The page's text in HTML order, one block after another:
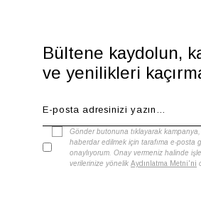
Bültene kaydolun,
ve yenilikleri
Gönder butonuna tıklayarak
haberdar edilmek için tarafıma e-posta
onaylıyorum. Onay vermeniz halinde
verilerinize yönelik Aydınlatma Metni'ni